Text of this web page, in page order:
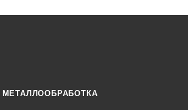
МЕТАЛЛООБРАБОТКА